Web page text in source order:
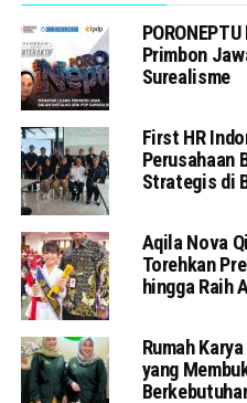
Primbon
Surealisme
First HR
Perusahaan
Strategis di
Aqila Nova
Torehkan
hingga Raih
Rumah
yang